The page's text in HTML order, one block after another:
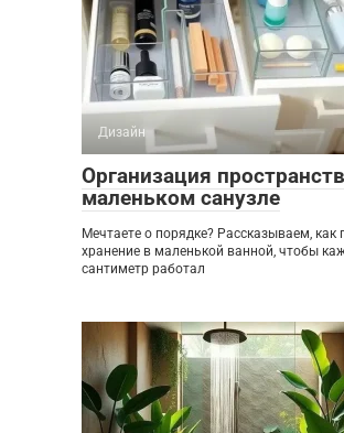
Дизайн
Организация
маленьком санузле
Мечтаете о порядке? Рассказываем, как
хранение в маленькой ванной, чтобы
сантиметр работал